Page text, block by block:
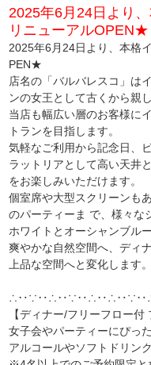
2025年6月24日より
リニューアルOPEN★
2025年6月24日より、本格
PEN★
店名の「バルバレスコ」は
ンの女王として古くから親
当店も幅広い層のお客様に
トランを目指します。
気軽なご利用から記念日、
ラットリアとして高い天井
をお楽しみいただけます。
個室席や大型スクリーンも
のパーティーま で、様々な
ホワイトとオーシャンブル
爽やかな自然空間へ、ディ
上品な空間へと変化します。
【ディナー/フリーフロー
女子会やパーティーにぴっ
アルコールやソフトドリン